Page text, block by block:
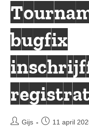
bugfix
Bericht
Gijs
Bericht11 april